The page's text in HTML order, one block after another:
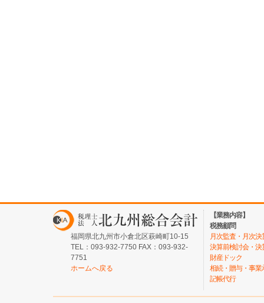
福岡県北九州市小倉北区萩崎町10-15
TEL：093-932-7750 FAX：093-932-
7751
ホームへ戻る
【業務内容】
税務顧問
月次監査・月次決
決算前検討会・決
財産ドック
相続・贈与・事業
記帳代行